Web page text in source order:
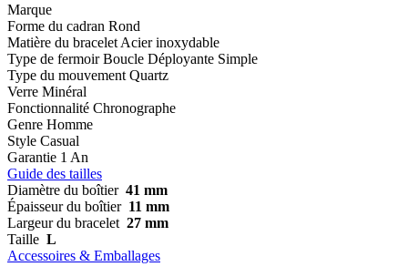
Marque
Forme du cadran Rond
Matière du bracelet Acier inoxydable
Type de fermoir Boucle Déployante Simple
Type du mouvement Quartz
Verre Minéral
Fonctionnalité Chronographe
Genre Homme
Style Casual
Garantie 1 An
Guide des tailles
Diamètre du boîtier 41 mm
Épaisseur du boîtier 11 mm
Largeur du bracelet 27 mm
Taille L
Accessoires & Emballages